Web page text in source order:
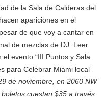
de la Sala de Calderas del
apariciones en el
de que voy a cantar en
de mezclas de DJ. Leer
evento “III Puntos y Sala
para Celebrar Miami local
de noviembre, en 2060 NW
cuestan $35 a través